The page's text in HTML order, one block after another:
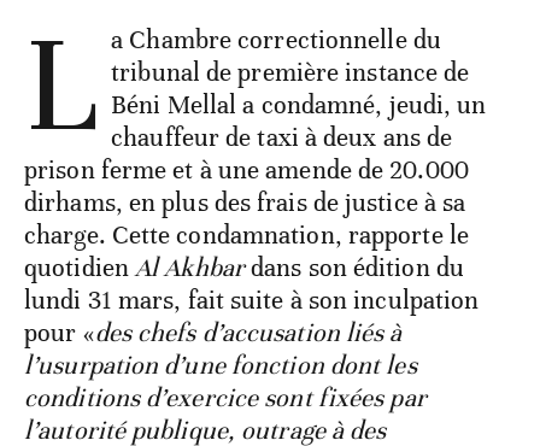
L a Chambre correctionnelle du
tribunal de première instance de
Béni Mellal a condamné, jeudi, un
chauffeur de taxi à deux ans de
prison ferme et à une amende de 20.000
dirhams, en plus des frais de justice à sa
charge. Cette condamnation, rapporte le
quotidienAl Akhbardans son édition du
lundi 31 mars, fait suite à son inculpation
pour «des chefs d’accusation liés à
l’usurpation d’une fonction dont les
conditions d’exercice sont fixées par
l’autorité publique, outrage à des